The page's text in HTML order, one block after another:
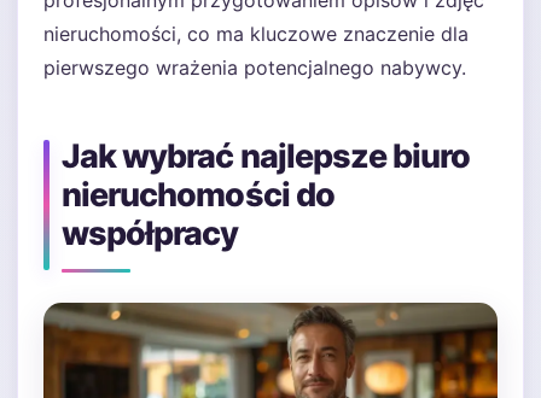
nieruchomości, co ma kluczowe znaczenie dla
pierwszego wrażenia potencjalnego nabywcy.
Jak wybrać najlepsze biuro
nieruchomości do
współpracy